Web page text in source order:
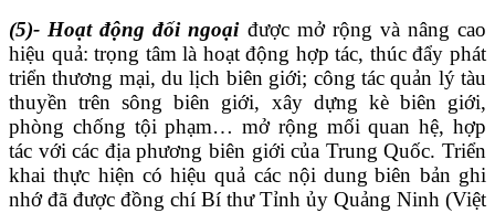
(5)- Hoạt động đối ngoạiđược mở rộng và nâng cao
hiệu quả: trọng tâm là hoạt động hợp tác, thúc đẩy phát
triển thương mại, du lịch biên giới; công tác quản lý tàu
thuyền trên sông biên giới, xây dựng kè biên giới,
phòng chống tội phạm… mở rộng mối quan hệ, hợp
tác với các địa phương biên giới của Trung Quốc. Triển
khai thực hiện có hiệu quả các nội dung biên bản ghi
nhớ đã được đồng chí Bí thư Tỉnh ủy Quảng Ninh (Việt